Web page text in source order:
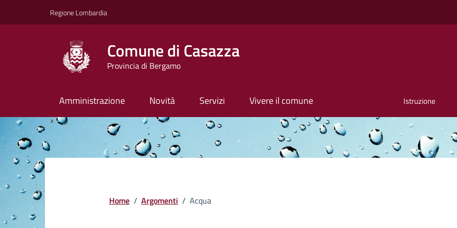
Regione Lombardia
Comune di Casazza
Provincia di Bergamo
Amministrazione Novità Servizi Vivere il comune Istruzione
Home / Argomenti / Acqua